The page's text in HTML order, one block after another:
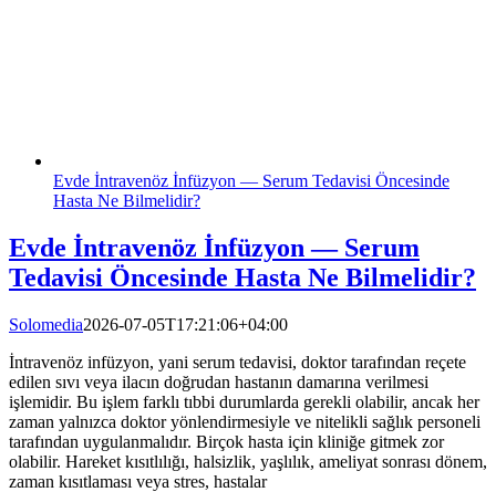
Evde İntravenöz İnfüzyon — Serum Tedavisi Öncesinde
Hasta Ne Bilmelidir?
Evde İntravenöz İnfüzyon — Serum
Tedavisi Öncesinde Hasta Ne Bilmelidir?
Solomedia2026-07-05T17:21:06+04:00
İntravenöz infüzyon, yani serum tedavisi, doktor tarafından reçete
edilen sıvı veya ilacın doğrudan hastanın damarına verilmesi
işlemidir. Bu işlem farklı tıbbi durumlarda gerekli olabilir, ancak her
zaman yalnızca doktor yönlendirmesiyle ve nitelikli sağlık personeli
tarafından uygulanmalıdır. Birçok hasta için kliniğe gitmek zor
olabilir. Hareket kısıtlılığı, halsizlik, yaşlılık, ameliyat sonrası dönem,
zaman kısıtlaması veya stres, hastalar